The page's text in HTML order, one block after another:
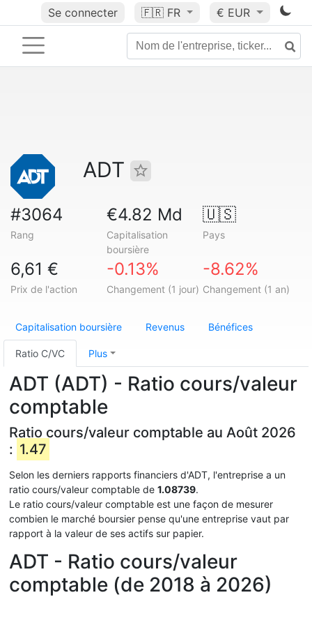
Se connecter 🇫🇷 FR € EUR
ADT
#3064
Rang
€4.82 Md
Capitalisation
boursière
🇺🇸
Pays
6,61 €
Prix de l'action
-0.13%
Changement (1 jour)
-8.62%
Changement (1 an)
Capitalisation boursière Revenus Bénéfices
Ratio C/VC Plus
ADT (ADT) - Ratio cours/valeur
comptable
Ratio cours/valeur comptable au Août 2026
: 1.47
Selon les derniers rapports financiers d'ADT, l'entreprise a un
ratio cours/valeur comptable de 1.08739.
Le ratio cours/valeur comptable est une façon de mesurer
combien le marché boursier pense qu'une entreprise vaut par
rapport à la valeur de ses actifs sur papier.
ADT - Ratio cours/valeur
comptable (de 2018 à 2026)